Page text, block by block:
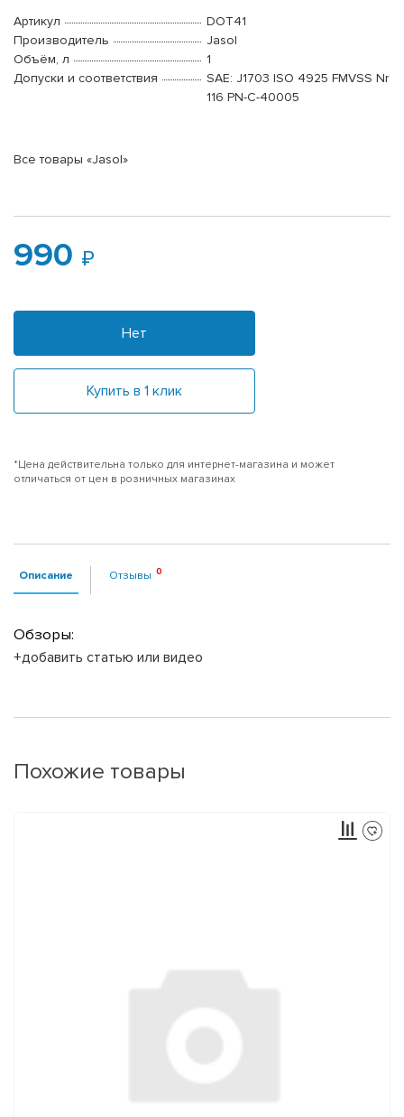
Артикул
DOT41
Производитель
Jasol
Объём, л
1
Допуски и соответствия
SAE: J1703 ISO 4925 FMVSS Nr
116 PN-C-40005
Все товары «Jasol»
990
Нет
Купить в 1 клик
*Цена действительна только для интернет-магазина и может
отличаться от цен в розничных магазинах
Описание Отзывы
Обзоры:
+добавить статью или видео
Похожие товары